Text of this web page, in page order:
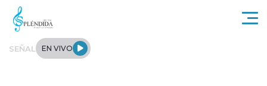
Click acá para ir directamente al contenido
SEÑAL EN VIVO